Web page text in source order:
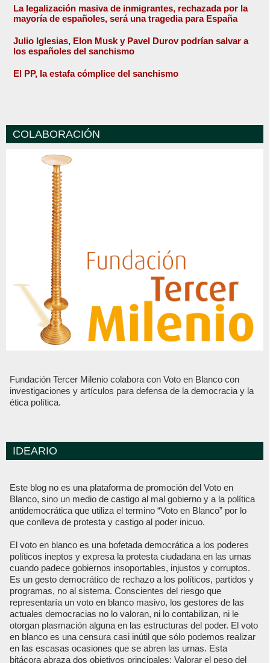
La legalización masiva de inmigrantes, rechazada por la
mayoría de españoles, será una tragedia para España
Julio Iglesias, Elon Musk y Pavel Durov podrían salvar a
los españoles del sanchismo
El PP, la estafa cómplice del sanchismo
COLABORACIÓN
Fundación Tercer Milenio colabora con Voto en Blanco con
investigaciones y artículos para defensa de la democracia y la
ética política.
IDEARIO
Este blog no es una plataforma de promoción del Voto en
Blanco, sino un medio de castigo al mal gobierno y a la política
antidemocrática que utiliza el termino “Voto en Blanco” por lo
que conlleva de protesta y castigo al poder inicuo.
El voto en blanco es una bofetada democrática a los poderes
políticos ineptos y expresa la protesta ciudadana en las urnas
cuando padece gobiernos insoportables, injustos y corruptos.
Es un gesto democrático de rechazo a los políticos, partidos y
programas, no al sistema. Conscientes del riesgo que
representaría un voto en blanco masivo, los gestores de las
actuales democracias no lo valoran, ni lo contabilizan, ni le
otorgan plasmación alguna en las estructuras del poder. El voto
en blanco es una censura casi inútil que sólo podemos realizar
en las escasas ocasiones que se abren las urnas. Esta
bitácora abraza dos objetivos principales: Valorar el peso del